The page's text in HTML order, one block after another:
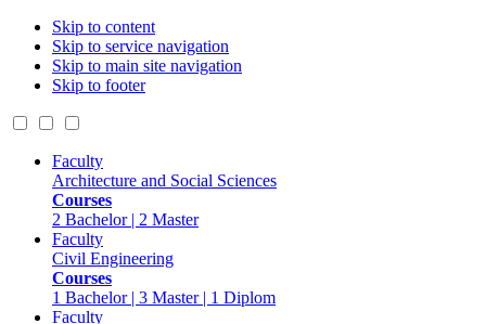
Skip to content
Skip to service navigation
Skip to main site navigation
Skip to footer
Faculty
Architecture and Social Sciences
Courses
2 Bachelor | 2 Master
Faculty
Civil Engineering
Courses
1 Bachelor | 3 Master | 1 Diplom
Faculty